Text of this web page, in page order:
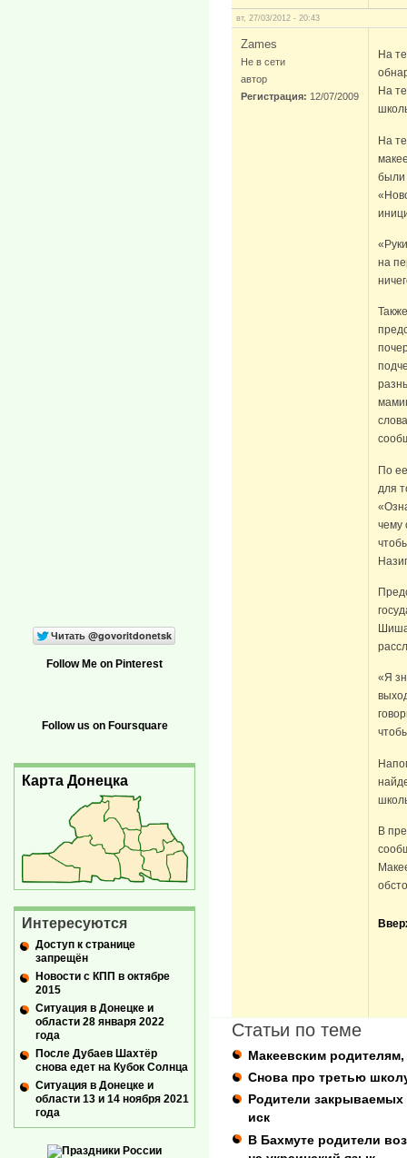
вт, 27/03/2012 - 20:43
Zames
Не в сети
автор
Регистрация: 12/07/2009
На
На
На
были
на
По
для
чему
«Я
В
Статьи по теме
Макеевским
Снова про третью
Родители
иск
В Бахмуте родители
Follow Me on Pinterest
Follow us on Foursquare
Карта Донецка
Интересуются
Доступ к странице
запрещён
Новости с КПП в октябре
2015
Ситуация в Донецке и
области 28 января 2022
года
После Дубаев Шахтёр
снова едет на Кубок Солнца
Ситуация в Донецке и
области 13 и 14 ноября 2021
года